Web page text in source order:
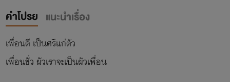
คำโปรย แนะนำเรื่อง
เพื่อนดี เป็นศรีแก่ตัว
เพื่อนชั่ว ผัวเราจะเป็นผัวเพื่อน